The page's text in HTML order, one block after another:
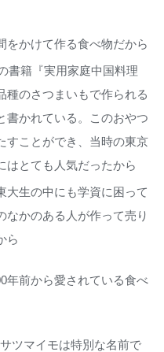
をかけて作る食べ物だから
書籍『実用家庭中国料理
種のさつまいもで作られる
書かれている。このおやつ
すことができ、当時の東京
はとても人気だったから
大生の中にも学資に困って
なかのある人が作って売り
ら
年前から愛されている食べ
ツマイモは特別な名前で